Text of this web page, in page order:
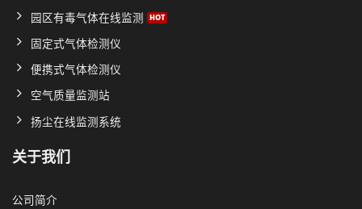
园区有毒气体在线监测
固定式气体检测仪
便携式气体检测仪
空气质量监测站
扬尘在线监测系统
关于我们
公司简介